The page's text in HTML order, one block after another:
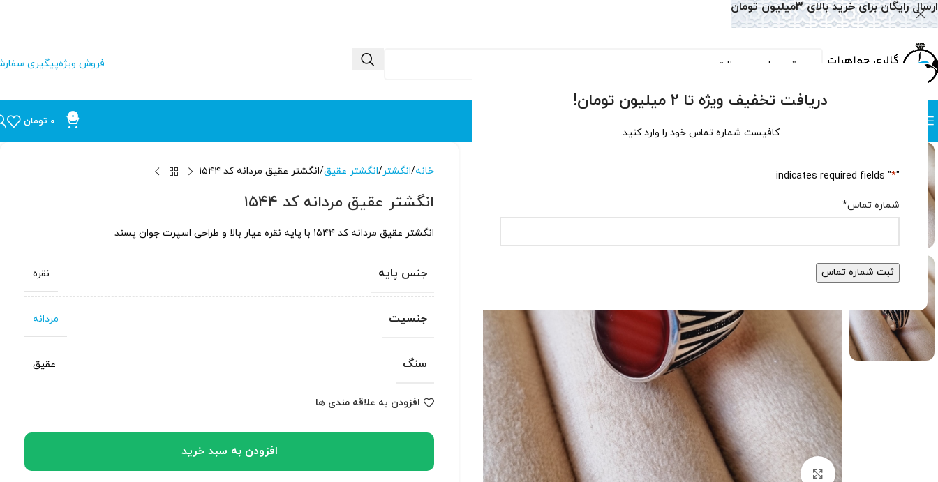
دریافت تخفیف ویژه تا 2 میلیون تومان!
کافیست شماره تماس خود را وارد کنید.
"
*
" indicates required fields
شماره تماس*
فروش ویژهپیگیری
0
0 تومان
برای بزرگنمایی کلیک کنید
خانه انگشتر انگشتر عقیق انگشتر عقیق مردانه کد ۱۵۴۴
انگشتر عقیق مردانه کد ۱۵۴۴
انگشتر عقیق مردانه کد ۱۵۴۴ با پایه نقره عیار بالا و طراحی اسپرت جوان پسند
جنس پایه نقره
جنسیت مردانه
سنگ عقیق
افزودن به علاقه مندی ها
افزودن به سبد خرید
ارسال رایگان برای خرید بالای 3میلیون تومان